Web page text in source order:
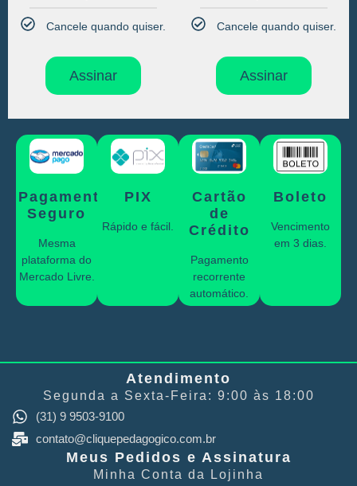
Cancele quando quiser.​
Assinar
Cancele quando quiser.​
Assinar
Pagamento
Seguro
Mesma
plataforma do
Mercado Livre.
PIX
Rápido e fácil.
Cartão
de
Crédito
Pagamento
recorrente
automático.
Boleto
Vencimento
em 3 dias.
Atendimento
Segunda a Sexta-Feira: 9:00 às 18:00
(31) 9 9503-9100
contato@cliquepedagogico.com.br
Meus Pedidos e Assinatura
Minha Conta​ da Lojinha